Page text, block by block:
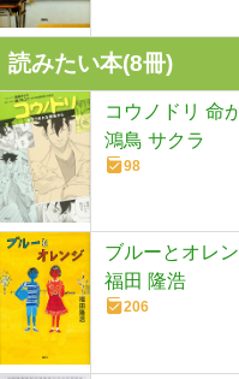
読みたい本(8冊)
コウノドリ 命
鴻鳥 サクラ
98
ブルーとオレ
福田 隆浩
206